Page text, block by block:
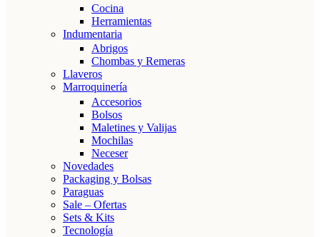
Cocina
Herramientas
Indumentaria
Abrigos
Chombas y Remeras
Llaveros
Marroquinería
Accesorios
Bolsos
Maletines y Valijas
Mochilas
Neceser
Novedades
Packaging y Bolsas
Paraguas
Sale – Ofertas
Sets & Kits
Tecnología